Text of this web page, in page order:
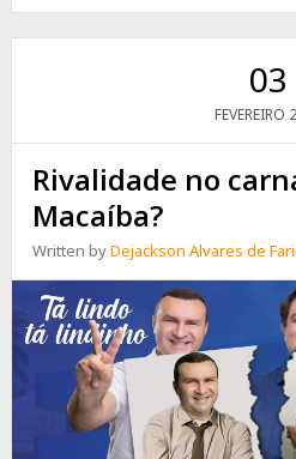
DE
03
FEVEREIRO
Rivalidade no
Macaíba?
Written byDejackson Alvares de